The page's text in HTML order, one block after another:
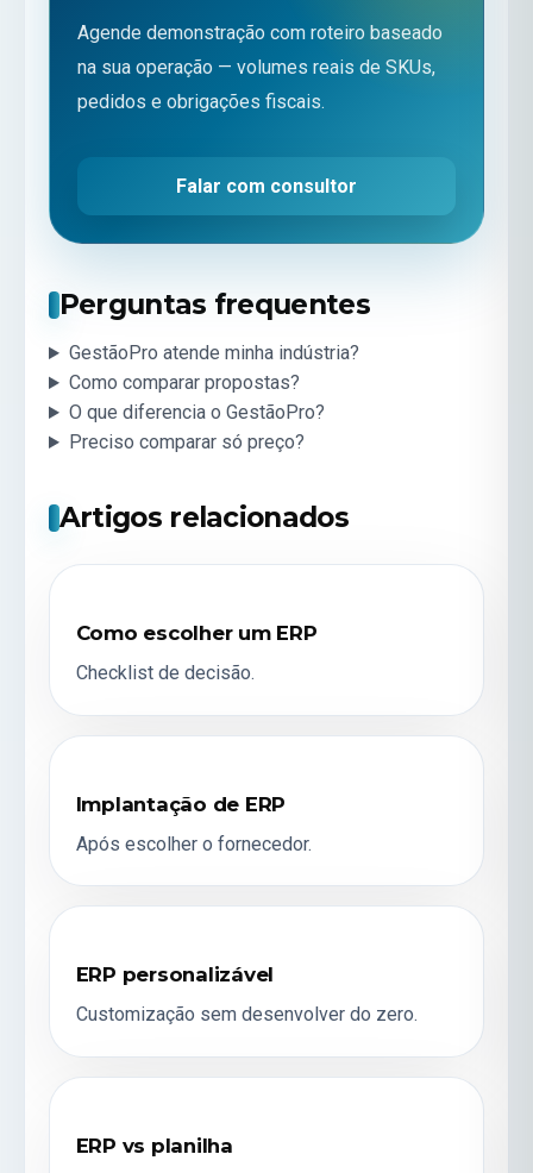
Agende demonstração com roteiro baseado
na sua operação — volumes reais de SKUs,
pedidos e obrigações fiscais.
Falar com consultor
Perguntas frequentes
GestãoPro atende minha indústria?
Como comparar propostas?
O que diferencia o GestãoPro?
Preciso comparar só preço?
Artigos relacionados
Como escolher um ERP
Checklist de decisão.
Implantação de ERP
Após escolher o fornecedor.
ERP personalizável
Customização sem desenvolver do zero.
ERP vs planilha